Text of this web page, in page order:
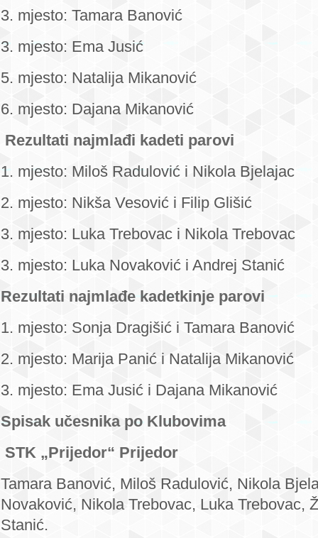
3. mjesto: Tamara Banović
3. mjesto: Ema Jusić
5. mjesto: Natalija Mikanović
6. mjesto: Dajana Mikanović
Rezultati najmlađi kadeti parovi
1. mjesto: Miloš Radulović i Nikola Bjelajac
2. mjesto: Nikša Vesović i Filip Glišić
3. mjesto: Luka Trebovac i Nikola Trebovac
3. mjesto: Luka Novaković i Andrej Stanić
Rezultati najmlađe kadetkinje parovi
1. mjesto: Sonja Dragišić i Tamara Banović
2. mjesto: Marija Panić i Natalija Mikanović
3. mjesto: Ema Jusić i Dajana Mikanović
Spisak učesnika po Klubovima
STK „Prijedor“ Prijedor
Tamara Banović, Miloš Radulović, Nikola
Novaković, Nikola Trebovac, Luka Trebovac,
Stanić.